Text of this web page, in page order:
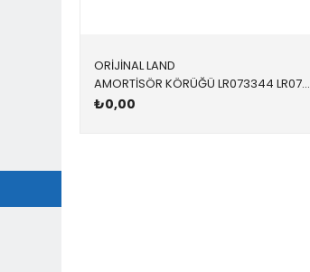
ORİJİNAL LAND
AMORTİSÖR KÖRÜĞÜ LR073344 LR073344 LR073344 EVOQUE,FREELANDER 2,DİSCOVERY SPORT,NEW EVOQUE 2006- ÖN SOL 2006-2016
₺0,00